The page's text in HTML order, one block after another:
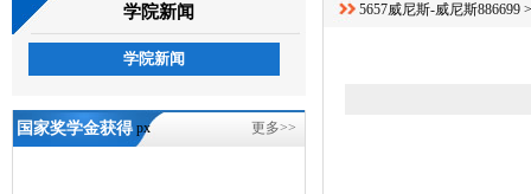
学院新闻
学院新闻
px
国家奖学金获得 更多>>
5657威尼斯-威尼斯886699